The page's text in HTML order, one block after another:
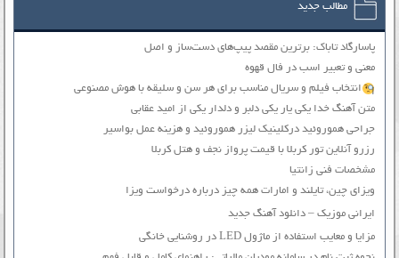
مطالب جدید
پاسارگاد تاباک: برترین مقصد پیپ‌های دست‌ساز و اصل
معنی و تعبیر اسب در فال قهوه
انتخاب فیلم و سریال مناسب برای هر سن و سلیقه با هوش مصنوعی
متن آهنگ خدا یکی یار یکی دلبر و دلدار یکی از امید عقابی
جراحی هموروئید درکلینیک لیزر هموروئید و هزینه عمل بواسیر
رزرو آنلاین تور کربلا با قیمت پرواز نجف و هتل کربلا
مشخصات فنی زانتیا
ویزای چین، تایلند و امارات همه چیز درباره درخواست ویزا
ایرانی موزیک – دانلود آهنگ جدید
مزایا و معایب استفاده از ماژول LED در روشنایی خانگی